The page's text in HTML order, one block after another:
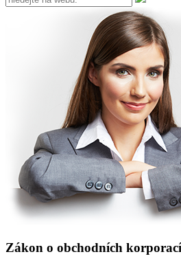
Zákon o obchodních